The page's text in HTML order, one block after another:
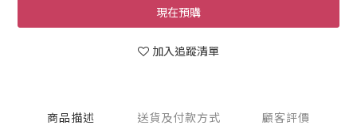
現在預購
加入追蹤清單
商品描述 送貨及付款方式 顧客評價